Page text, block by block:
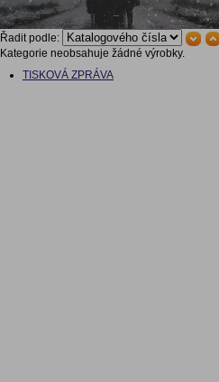
Řadit podle:
Kategorie neobsahuje žádné výrobky.
TISKOVÁ ZPRÁVA